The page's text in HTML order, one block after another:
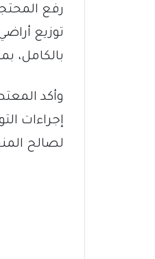
​رفع
توزيع
بالكامل،
وأكد
إجراءات
لصالح